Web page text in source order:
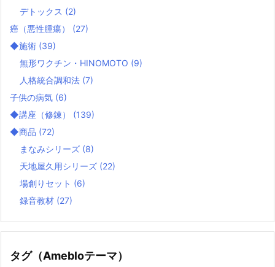
デトックス (2)
癌（悪性腫瘍） (27)
◆施術 (39)
無形ワクチン・HINOMOTO (9)
人格統合調和法 (7)
子供の病気 (6)
◆講座（修錬） (139)
◆商品 (72)
まなみシリーズ (8)
天地屋久用シリーズ (22)
場創りセット (6)
録音教材 (27)
タグ（Amebloテーマ）